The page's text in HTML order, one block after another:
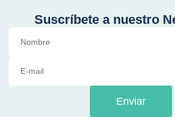
Suscríbete a nuestro
Enviar